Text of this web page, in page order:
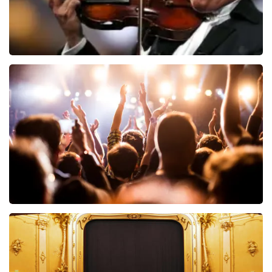
Andre Rieu
5618+ reviews
BEKIJKEN
Hairspray
BEKIJKEN